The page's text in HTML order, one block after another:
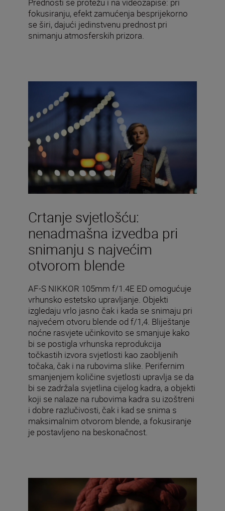
fokusiranju, efekt zamućenja besprijekorno
se širi, dajući jedinstvenu prednost pri
snimanju atmosferskih prizora.
Crtanje svjetlošću:
nenadmašna izvedba pri
snimanju s najvećim
otvorom blende
AF-S NIKKOR 105mm f/1.4E ED omogućuje
vrhunsko estetsko upravljanje. Objekti
izgledaju vrlo jasno čak i kada se snimaju pri
najvećem otvoru blende od f/1,4. Bliještanje
noćne rasvjete učinkovito se smanjuje kako
bi se postigla vrhunska reprodukcija
točkastih izvora svjetlosti kao zaobljenih
točaka, čak i na rubovima slike. Perifernim
smanjenjem količine svjetlosti upravlja se da
bi se zadržala svjetlina cijelog kadra, a objekti
koji se nalaze na rubovima kadra su izoštreni
i dobre razlučivosti, čak i kad se snima s
maksimalnim otvorom blende, a fokusiranje
je postavljeno na beskonačnost.